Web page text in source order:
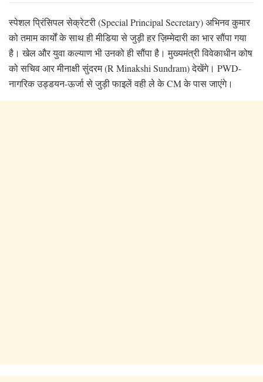
स्पेशल प्रिंसिपल सेक्रेटरी (Special Principal Secretary) अभिनव कुमार
को तमाम कार्यों के साथ ही मीडिया से जुड़ी हर ज़िम्मेदारी का भार सौंपा गया
है। खेल और युवा कल्याण भी उनको ही सौंपा है। मुख्यमंत्री विवेकाधीन कोष
को सचिव आर मीनाक्षी सुंदरम (R Minakshi Sundram) देखेंगे। PWD-
नागरिक उड्डयन-ऊर्जा से जुड़ी फाइलें वही ले के CM के पास जाएंगे।